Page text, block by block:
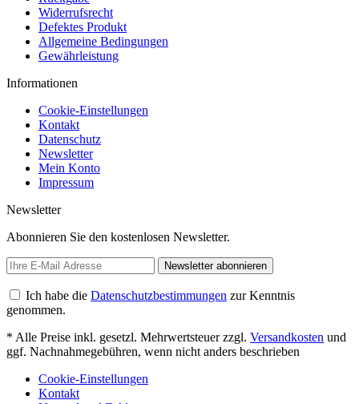
Widerrufsrecht
Defektes Produkt
Allgemeine Bedingungen
Gewährleistung
Informationen
Cookie-Einstellungen
Kontakt
Datenschutz
Newsletter
Mein Konto
Impressum
Newsletter
Abonnieren Sie den kostenlosen Newsletter.
Newsletter abonnieren
Ich habe die Datenschutzbestimmungen zur Kenntnis
genommen.
* Alle Preise inkl. gesetzl. Mehrwertsteuer zzgl. Versandkosten und
ggf. Nachnahmegebühren, wenn nicht anders beschrieben
Cookie-Einstellungen
Kontakt